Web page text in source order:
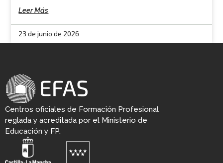
Leer Más
23 de junio de 2026
Centros oficiales de Formación Profesional
reglada y acreditada por el Ministerio de
Educación y FP.